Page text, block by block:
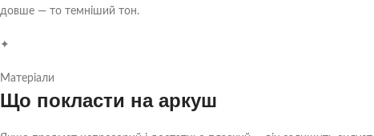
довше — то темніший тон.
✦
Матеріали
Що покласти на аркуш